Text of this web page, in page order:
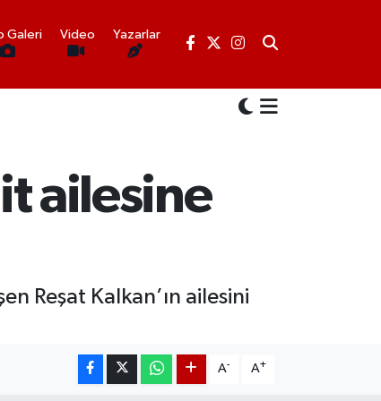
Galeri Video Yazarlar
ailesine
Reşat Kalkan’ın ailesini
A- A+